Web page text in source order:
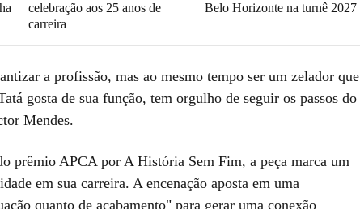
celebração aos 25 anos de
carreira
Belo Horizonte na turnê 2027
a profissão, mas ao mesmo tempo ser um zelador que
gosta de sua função, tem orgulho de seguir os passos do
Mendes.
prêmio APCA por A História Sem Fim, a peça marca um
em sua carreira. A encenação aposta em uma
quanto de acabamento" para gerar uma conexão